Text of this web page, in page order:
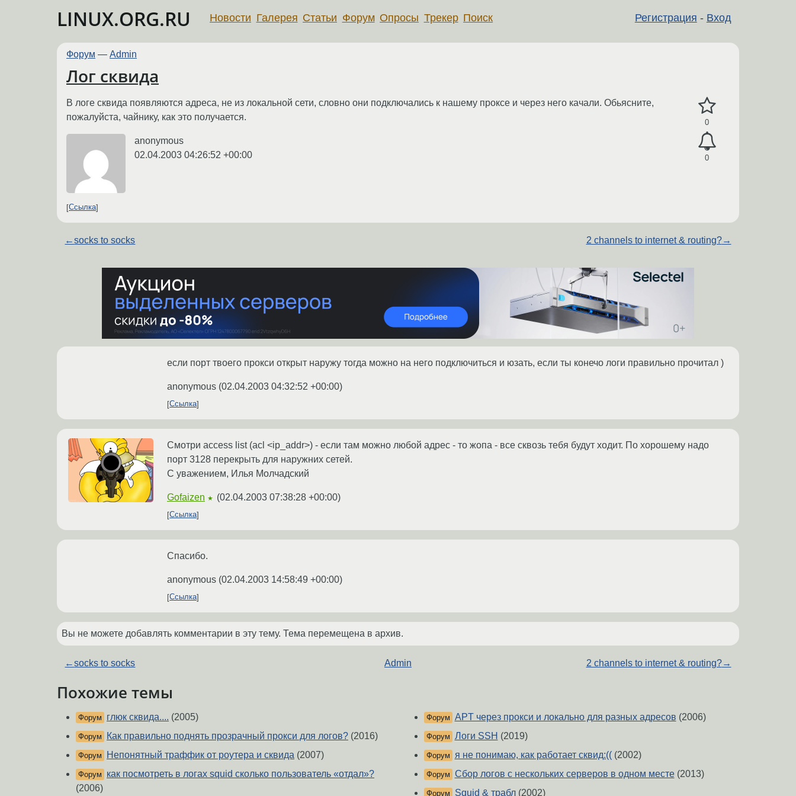
LINUX.ORG.RU Регистрация - Вход
Новости Галерея Статьи Форум Опросы Трекер Поиск
Форум — Admin
Лог сквида
0
0
В логе сквида появляются адреса, не из локальной сети, словно они подключались к нашему проксе и через него качали. Обьясните,
пожалуйста, чайнику, как это получается.
anonymous
02.04.2003 04:26:52 +00:00
Ссылка
←socks to socks 2 channels to internet & routing?→
если порт твоего прокси открыт наружу тогда можно на него подключиться и юзать, если ты конечо логи правильно прочитал )
anonymous (02.04.2003 04:32:52 +00:00)
Ссылка
Смотри access list (acl <ip_addr>) - если там можно любой адрес - то жопа - все сквозь тебя будут ходит. По хорошему надо
порт 3128 перекрыть для наружних сетей.
С уважением, Илья Молчадский
Gofaizen ★ (02.04.2003 07:38:28 +00:00)
Ссылка
Спасибо.
anonymous (02.04.2003 14:58:49 +00:00)
Ссылка
Вы не можете добавлять комментарии в эту тему. Тема перемещена в архив.
←socks to socks Admin 2 channels to internet & routing?→
Похожие темы
Форум глюк сквида.... (2005)
Форум Как правильно поднять прозрачный прокси для логов? (2016)
Форум Непонятный траффик от роутера и сквида (2007)
Форум
как посмотреть в логах squid сколько пользователь «отдал»?
(2006)
Форум APT через прокси и локально для разных адресов (2006)
Форум Логи SSH (2019)
Форум я не понимаю, как работает сквид:(((2002)
Форум Сбор логов с нескольких серверов в одном месте(2013)
Форум Squid & трабл(2002)